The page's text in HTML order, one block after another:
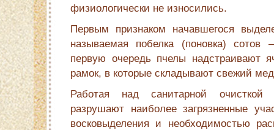
физиологически не износились.
Первым признаком начавшегося
называемая побелка (поновка)
первую очередь пчелы надстраивают
рамок, в которые складывают свежий
Работая над санитарной очисткой
разрушают наиболее загрязненные
восковыделения и необходимостью